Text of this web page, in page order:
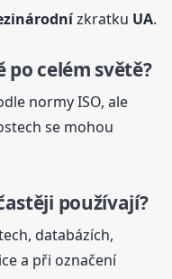
zkratku UA.
po celém světě?
normy ISO, ale
se mohou
používají?
databázích,
a při označení